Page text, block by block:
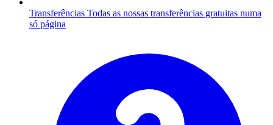
Transferências Todas as nossas transferências gratuitas numa
só página